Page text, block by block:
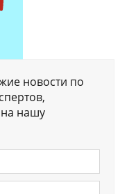
новости по
нашу